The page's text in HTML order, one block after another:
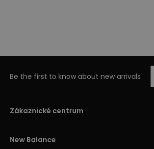
Be the first to know about new arrivals
Zákaznické centrum
New Balance